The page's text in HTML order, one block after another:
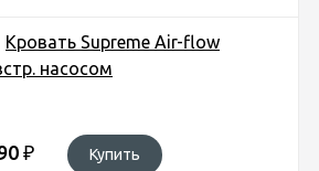
Кровать Supreme Air-flow
насосом
₽
Купить